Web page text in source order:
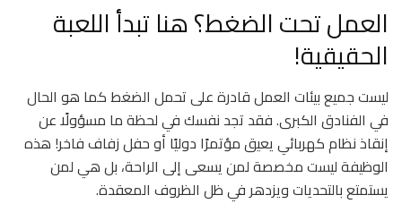
العمل تحت الضغط؟ هنا تبدأ اللعبة
الحقيقية!
ليست جميع بيئات العمل قادرة على تحمل الضغط كما هو الحال
في الفنادق الكبرى. فقد تجد نفسك في لحظة ما مسؤولًا عن
إنقاذ نظام كهربائي يعيق مؤتمرًا دوليًا أو حفل زفاف فاخر! هذه
الوظيفة ليست مخصصة لمن يسعى إلى الراحة، بل هي لمن
يستمتع بالتحديات ويزدهر في ظل الظروف المعقدة.